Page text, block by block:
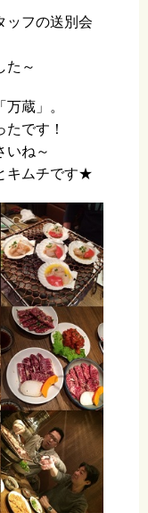
ッフの送別会
た～
蔵」。
です！
いね～
キムチです★